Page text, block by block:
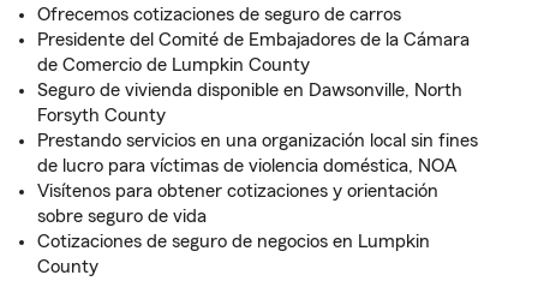
Ofrecemos cotizaciones de seguro de carros
Presidente del Comité de Embajadores de la Cámara
de Comercio de Lumpkin County
Seguro de vivienda disponible en Dawsonville, North
Forsyth County
Prestando servicios en una organización local sin fines
de lucro para víctimas de violencia doméstica, NOA
Visítenos para obtener cotizaciones y orientación
sobre seguro de vida
Cotizaciones de seguro de negocios en Lumpkin
County